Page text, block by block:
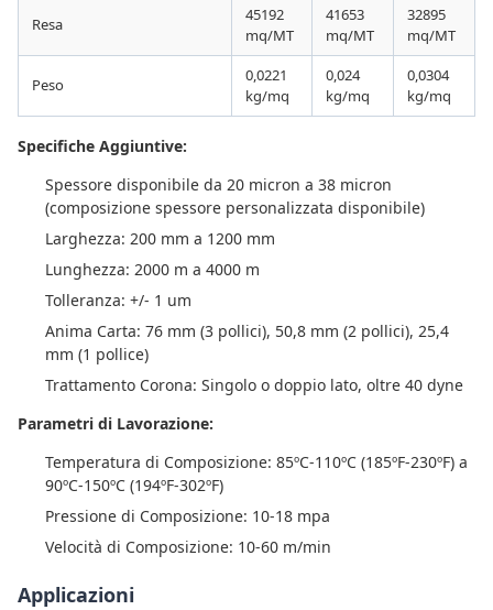
Resa
45192
mq/MT
41653
mq/MT
32895
mq/MT
Peso
0,0221
kg/mq
0,024
kg/mq
0,0304
kg/mq
Specifiche Aggiuntive:
Spessore disponibile da 20 micron a 38 micron
(composizione spessore personalizzata disponibile)
Larghezza: 200 mm a 1200 mm
Lunghezza: 2000 m a 4000 m
Tolleranza: +/- 1 um
Anima Carta: 76 mm (3 pollici), 50,8 mm (2 pollici), 25,4
mm (1 pollice)
Trattamento Corona: Singolo o doppio lato, oltre 40 dyne
Parametri di Lavorazione:
Temperatura di Composizione: 85ºC-110ºC (185ºF-230ºF) a
90ºC-150ºC (194ºF-302ºF)
Pressione di Composizione: 10-18 mpa
Velocità di Composizione: 10-60 m/min
Applicazioni